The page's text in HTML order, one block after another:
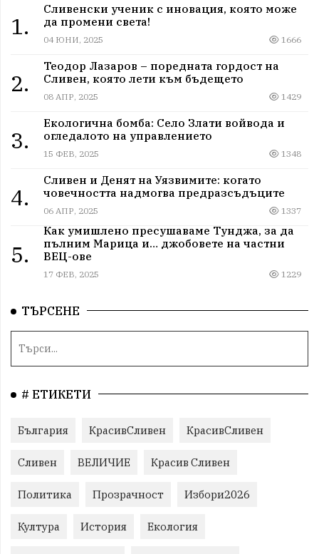
1.
Сливенски ученик с иновация, която може
да промени света!
04 ЮНИ, 2025 1666
2.
Теодор Лазаров – поредната гордост на
Сливен, която лети към бъдещето
08 АПР, 2025 1429
3.
Екологична бомба: Село Злати войвода и
огледалото на управлението
15 ФЕВ, 2025 1348
4.
Сливен и Денят на Уязвимите: когато
човечността надмогва предразсъдъците
06 АПР, 2025 1337
5.
Как умишлено пресушаваме Тунджа, за да
пълним Марица и… джобовете на частни
ВЕЦ-ове
17 ФЕВ, 2025 1229
ТЪРСЕНЕ
# ЕТИКЕТИ
България КрасивСливен КрасивСливен
Сливен ВЕЛИЧИЕ Красив Сливен
Политика Прозрачност Избори2026
Култура История Екология